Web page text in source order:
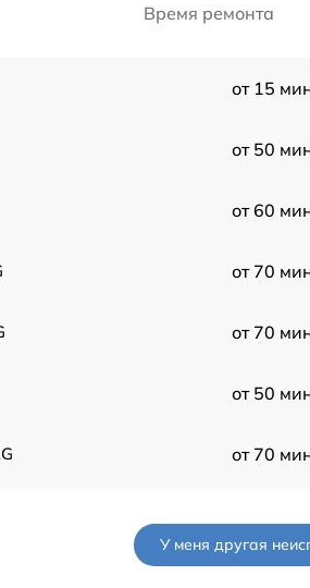
Время ремонта
от 15
от 50
от 60
от 70
от 70
от 50
от 70
У меня другая